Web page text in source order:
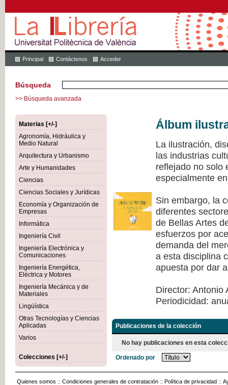
Principal Contáctenos Acceder
Búsqueda
>> Búsqueda avanzada
Materias [+/-]
Agronomía, Hidráulica y
Medio Natural
Arquitectura y Urbanismo
Arte y Humanidades
Ciencias
Ciencias Sociales y Jurídicas
Economía y Organización de
Empresas
Informática
Ingeniería Civil
Ingeniería Electrónica y
Comunicaciones
Ingeniería Energética,
Eléctrica y Motores
Ingeniería Mecánica y de
Materiales
Lingüística
Otras Tecnologías y Ciencias
Aplicadas
Varios
Colecciones [+/-]
Álbum
La ilustración,
las industrias
reflejado no solo
especialmente
Sin embargo, la
diferentes
de Bellas Artes
esfuerzos por
demanda del
a esta disciplina
apuesta por dar
Director: Antonio
Periodicidad:
Publicaciones de la colección
No hay publicaciones en esta
Ordenado por
Quienes somos :: Condiciones generales de contratación :: Política de privacidad ::